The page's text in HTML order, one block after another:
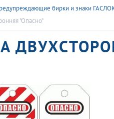
бирки и знаки
"Опасно"